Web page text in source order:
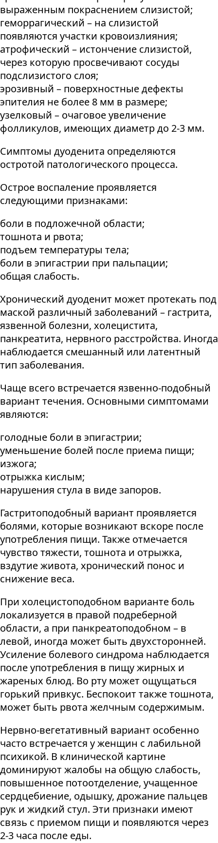
выраженным покраснением слизистой;
геморрагический – на слизистой
появляются участки кровоизлияния;
атрофический – истончение слизистой,
через которую просвечивают сосуды
подслизистого слоя;
эрозивный – поверхностные дефекты
эпителия не более 8 мм в размере;
узелковый – очаговое увеличение
фолликулов, имеющих диаметр до 2-3 мм.
Симптомы дуоденита определяются
остротой патологического процесса.
Острое воспаление проявляется
следующими признаками:
боли в подложечной области;
тошнота и рвота;
подъем температуры тела;
боли в эпигастрии при пальпации;
общая слабость.
Хронический дуоденит может протекать под
маской различный заболеваний – гастрита,
язвенной болезни, холецистита,
панкреатита, нервного расстройства. Иногда
наблюдается смешанный или латентный
тип заболевания.
Чаще всего встречается язвенно-подобный
вариант течения. Основными симптомами
являются:
голодные боли в эпигастрии;
уменьшение болей после приема пищи;
изжога;
отрыжка кислым;
нарушения стула в виде запоров.
Гастритоподобный вариант проявляется
болями, которые возникают вскоре после
употребления пищи. Также отмечается
чувство тяжести, тошнота и отрыжка,
вздутие живота, хронический понос и
снижение веса.
При холецистоподобном варианте боль
локализуется в правой подреберной
области, а при панкреатоподобном – в
левой, иногда может быть двухсторонней.
Усиление болевого синдрома наблюдается
после употребления в пищу жирных и
жареных блюд. Во рту может ощущаться
горький привкус. Беспокоит также тошнота,
может быть рвота желчным содержимым.
Нервно-вегетативный вариант особенно
часто встречается у женщин с лабильной
психикой. В клинической картине
доминируют жалобы на общую слабость,
повышенное потоотделение, учащенное
сердцебиение, одышку, дрожание пальцев
рук и жидкий стул. Эти признаки имеют
связь с приемом пищи и появляются через
2-3 часа после еды.